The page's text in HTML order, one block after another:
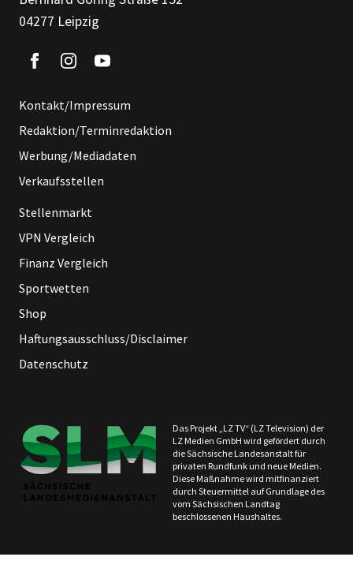
04277 Leipzig
Kontakt/Impressum
Redaktion/Terminredaktion
Werbung/Mediadaten
Verkaufsstellen
Stellenmarkt
VPN Vergleich
Finanz Vergleich
Sportwetten
Shop
Haftungsausschluss/Disclaimer
Datenschutz
Das Projekt „LZ TV“ (LZ Television) der
LZ Medien GmbH wird gefördert durch
die Sächsische Landesanstalt für
privaten Rundfunk und neue Medien.
Diese Maßnahme wird mitfinanziert
durch Steuermittel auf Grundlage des
vom Sächsischen Landtag
beschlossenen Haushaltes.